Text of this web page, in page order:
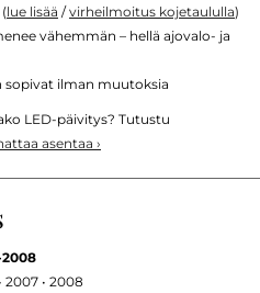
lue lisää /virheilmoitus kojetaululla)
vähemmän – hellä ajovalo- ja
sopivat ilman muutoksia
LED-päivitys? Tutustu
asentaa ›
2008
2007 • 2008